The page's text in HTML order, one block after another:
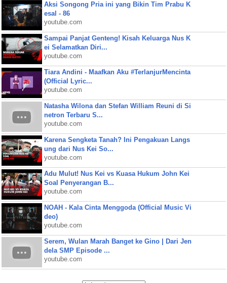
Aksi Songong Pria ini yang Bikin Tim Prabu K
esal - 86
youtube.com
Sampai Panjat Genteng! Kisah Keluarga Nus K
ei Selamatkan Diri...
youtube.com
Tiara Andini - Maafkan Aku #TerlanjurMencinta
(Official Lyric...
youtube.com
Natasha Wilona dan Stefan William Reuni di Si
netron Terbaru S...
youtube.com
Karena Sengketa Tanah? Ini Pengakuan Langs
ung dari Nus Kei So...
youtube.com
Adu Mulut! Nus Kei vs Kuasa Hukum John Kei
Soal Penyerangan B...
youtube.com
NOAH - Kala Cinta Menggoda (Official Music Vi
deo)
youtube.com
Serem, Wulan Marah Banget ke Gino | Dari Jen
dela SMP Episode ...
youtube.com